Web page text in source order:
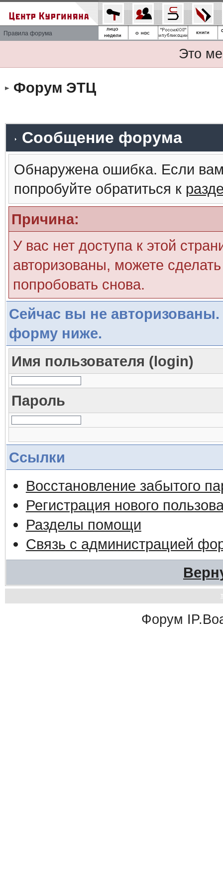
Правила форума
Это
Форум ЭТЦ
Сообщение форума
Обнаружена ошибка. Если
попробуйте обратиться к
Причина:
У вас нет доступа к этой
авторизованы, можете
попробовать снова.
Сейчас вы не авторизованы.
форму ниже.
Имя пользователя (login)
Пароль
Ссылки
Восстановление забытого
Регистрация нового
Разделы помощи
Связь с администрацией
Форум